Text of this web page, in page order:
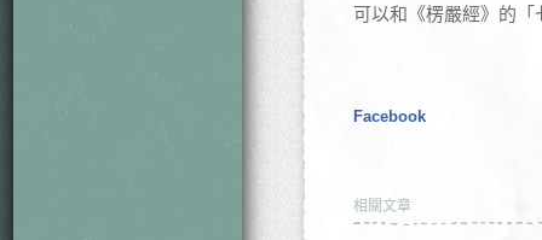
可以和《楞嚴經》的
Facebook
相關文章